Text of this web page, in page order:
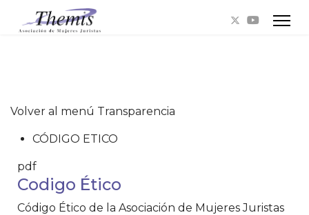
Volver al menú Transparencia
CÓDIGO ETICO
pdf
Codigo Ético
Código Ético de la Asociación de Mujeres Juristas